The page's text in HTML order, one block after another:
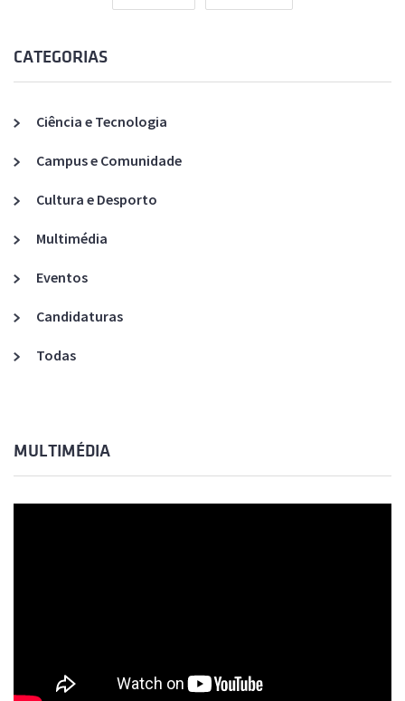
CATEGORIAS
Ciência e Tecnologia
Campus e Comunidade
Cultura e Desporto
Multimédia
Eventos
Candidaturas
Todas
MULTIMÉDIA